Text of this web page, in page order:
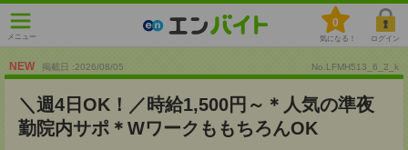
メニュー
0
気になる！ ログイン
NEW 掲載日 :2026/08/05 No.LFMH513_6_2_k
＼週4日OK！／時給1,500円～＊人気の準夜
勤院内サポ＊WワークももちろんOK